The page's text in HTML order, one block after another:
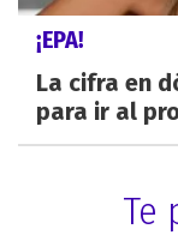
¡EPA!
La cifra en
para ir al
Te